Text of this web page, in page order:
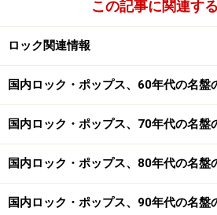
の生産実績の月次数値に関するデ
日本レコード協会）
この記事に関連す
ロック関連情報
国内ロック・ポップス、60年代の名盤
国内ロック・ポップス、70年代の名盤
国内ロック・ポップス、80年代の名盤
国内ロック・ポップス、90年代の名盤